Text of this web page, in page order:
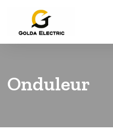
Onduleur